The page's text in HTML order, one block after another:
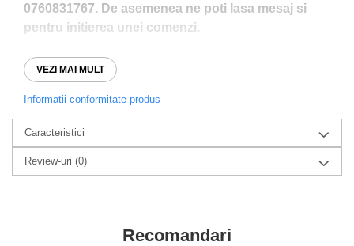
0760831767. De asemenea ne poti lasa mesaj si
pentru initierea unei comenzi.
Analizati ghidul de marimi pentru a va asigura ca
alegeti marimea perfecta!
VEZI MAI MULT
Informatii conformitate produs
Caracteristici
Review-uri (0)
Recomandari